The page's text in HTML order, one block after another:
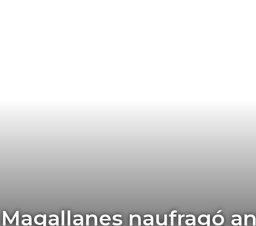
Magallanes naufragó